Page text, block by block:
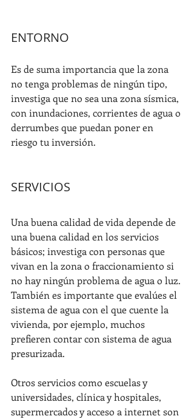
ENTORNO
Es de suma importancia que la zona
no tenga problemas de ningún tipo,
investiga que no sea una zona sísmica,
con inundaciones, corrientes de agua o
derrumbes que puedan poner en
riesgo tu inversión.
SERVICIOS
Una buena calidad de vida depende de
una buena calidad en los servicios
básicos; investiga con personas que
vivan en la zona o fraccionamiento si
no hay ningún problema de agua o luz.
También es importante que evalúes el
sistema de agua con el que cuente la
vivienda, por ejemplo, muchos
prefieren contar con sistema de agua
presurizada.
Otros servicios como escuelas y
universidades, clínica y hospitales,
supermercados y acceso a internet son